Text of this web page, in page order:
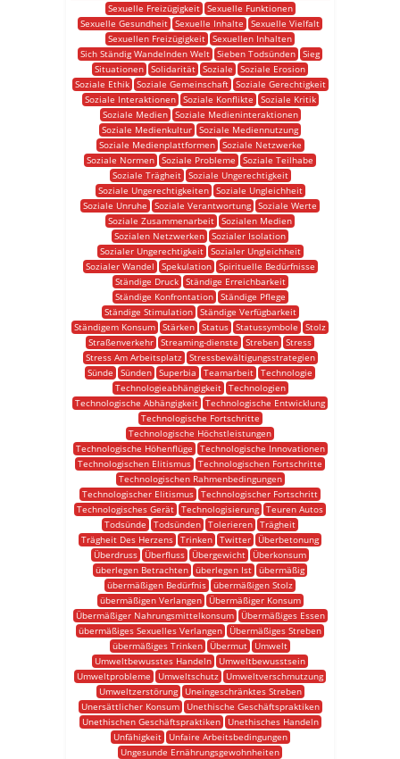
Sexuelle Freizügigkeit
Sexuelle Funktionen
Sexuelle Gesundheit Sexuelle Inhalte
Sexuelle Vielfalt
Sexuellen Freizügigkeit Sexuellen Inhalten
Sich Ständig Wandelnden Welt Sieben Todsünden Sieg
Situationen Solidarität Soziale
Soziale Erosion
Soziale Ethik
Soziale Gemeinschaft
Soziale Gerechtigkeit
Soziale Interaktionen
Soziale Konflikte
Soziale Kritik
Soziale Medien
Soziale Medieninteraktionen
Soziale Medienkultur Soziale Mediennutzung
Soziale Medienplattformen
Soziale Netzwerke
Soziale Normen Soziale Probleme
Soziale Teilhabe
Soziale Trägheit
Soziale Ungerechtigkeit
Soziale Ungerechtigkeiten
Soziale Ungleichheit
Soziale Unruhe
Soziale Verantwortung Soziale Werte
Soziale Zusammenarbeit Sozialen Medien
Sozialen Netzwerken Sozialer Isolation
Sozialer Ungerechtigkeit
Sozialer Ungleichheit
Sozialer Wandel
Spekulation
Spirituelle Bedürfnisse
Ständige Druck
Ständige Erreichbarkeit
Ständige Konfrontation
Ständige Pflege
Ständige Stimulation
Ständige Verfügbarkeit
Ständigem Konsum Stärken Status Statussymbole
Stolz
Straßenverkehr Streaming-dienste Streben Stress
Stress Am Arbeitsplatz
Stressbewältigungsstrategien
Sünde
Sünden Superbia Teamarbeit Technologie
Technologieabhängigkeit
Technologien
Technologische Abhängigkeit Technologische Entwicklung
Technologische Fortschritte
Technologische Höchstleistungen
Technologische Höhenflüge
Technologische Innovationen
Technologischen Elitismus Technologischen Fortschritte
Technologischen Rahmenbedingungen
Technologischer Elitismus Technologischer Fortschritt
Technologisches Gerät Technologisierung Teuren Autos
Todsünde
Todsünden Tolerieren Trägheit
Trägheit Des Herzens Trinken Twitter
Überbetonung
Überdruss
Überfluss Übergewicht
Überkonsum
überlegen Betrachten überlegen Ist übermäßig
übermäßigen Bedürfnis übermäßigen Stolz
übermäßigen Verlangen
Übermäßiger Konsum
Übermäßiger Nahrungsmittelkonsum
Übermäßiges Essen
übermäßiges Sexuelles Verlangen
Übermäßiges Streben
übermäßiges Trinken
Übermut
Umwelt
Umweltbewusstes Handeln
Umweltbewusstsein
Umweltprobleme
Umweltschutz
Umweltverschmutzung
Umweltzerstörung
Uneingeschränktes Streben
Unersättlicher Konsum
Unethische Geschäftspraktiken
Unethischen Geschäftspraktiken
Unethisches Handeln
Unfähigkeit
Unfaire Arbeitsbedingungen
Ungesunde Ernährungsgewohnheiten